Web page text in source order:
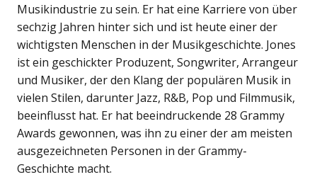
Musikindustrie zu sein. Er hat eine Karriere von über
sechzig Jahren hinter sich und ist heute einer der
wichtigsten Menschen in der Musikgeschichte. Jones
ist ein geschickter Produzent, Songwriter, Arrangeur
und Musiker, der den Klang der populären Musik in
vielen Stilen, darunter Jazz, R&B, Pop und Filmmusik,
beeinflusst hat. Er hat beeindruckende 28 Grammy
Awards gewonnen, was ihn zu einer der am meisten
ausgezeichneten Personen in der Grammy-
Geschichte macht.